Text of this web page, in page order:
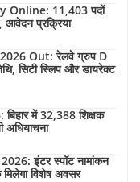
Online: 11,403 पदों
आवेदन प्रक्रिया
Out: रेलवे ग्रुप D
सिटी स्लिप और डायरेक्ट
में 32,388 शिक्षक
अधियाचना
इंटर स्पॉट नामांकन
विशेष अवसर